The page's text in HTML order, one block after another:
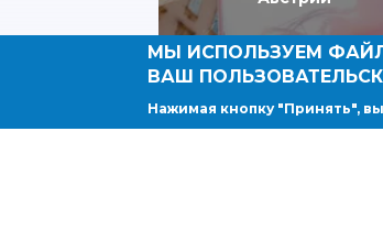
МЫ ИСПОЛЬЗУЕМ
ВАШ
Нажимая кнопку "Принять",